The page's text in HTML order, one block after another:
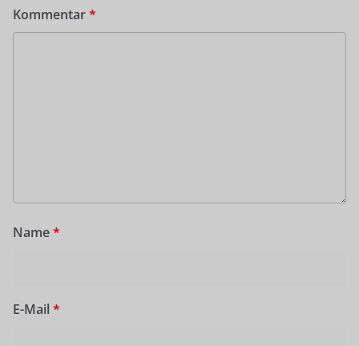
Kommentar*
Name*
E-Mail *